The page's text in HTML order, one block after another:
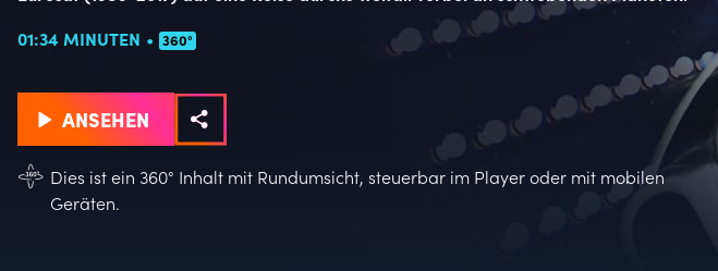
01:34 MINUTEN
360°
ANSEHEN
Dies ist ein 360° Inhalt mit Rundumsicht, steuerbar im Player oder mit mobilen
Geräten.